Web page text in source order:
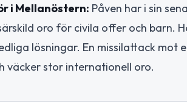
i Mellanöstern: Påven har i sin
oro för civila offer och barn.
lösningar. En missilattack mot
väcker stor internationell oro.